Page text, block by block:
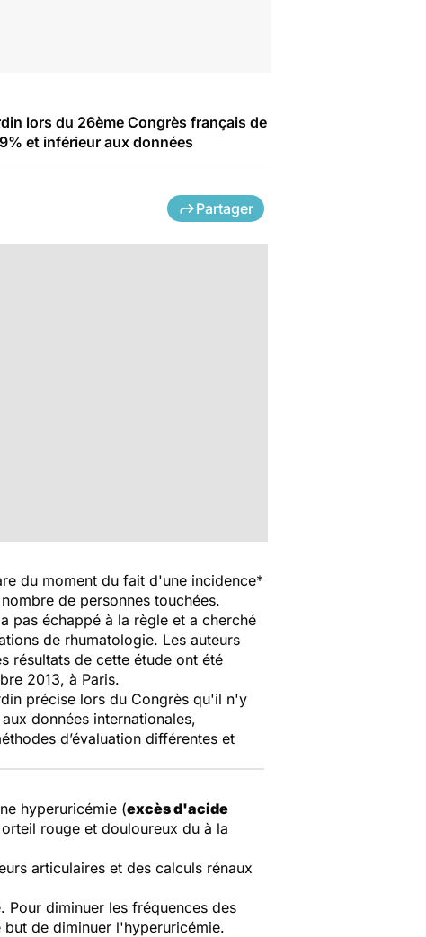
lors du 26ème Congrès français de
et inférieur aux données
Partager
du moment du fait d'une incidence*
de personnes touchées.
pas échappé à la règle et a cherché
de rhumatologie. Les auteurs
résultats de cette étude ont été
2013, à Paris.
précise lors du Congrès qu'il n'y
données internationales,
d’évaluation différentes et
hyperuricémie (excès d'acide
rouge et douloureux du à la
articulaires et des calculs rénaux
Pour diminuer les fréquences des
de diminuer l'hyperuricémie.